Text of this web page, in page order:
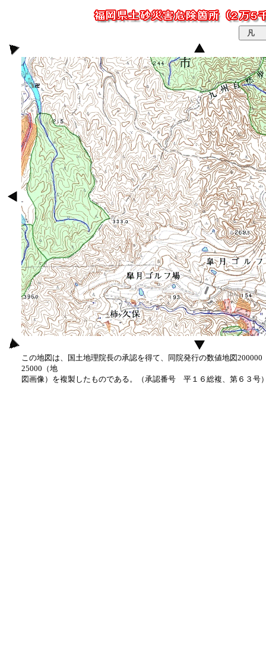
この地図は、国土地理院長の承認を得て、同院発行の数値地図
25000（地
図画像）を複製したものである。（承認番号 平１６総複、第６３号